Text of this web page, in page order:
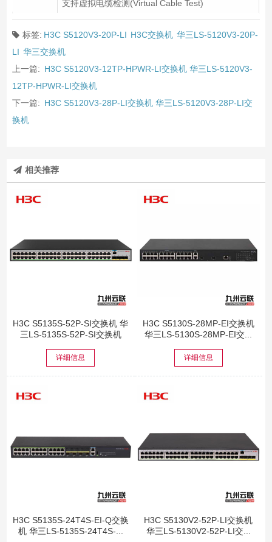
支持虚拟电缆检测(Virtual Cable Test)
标签: H3C S5120V3-20P-LI H3C交换机 华三LS-5120V3-20P-
LI 华三交换机
上一篇: H3C S5120V3-12TP-HPWR-LI交换机 华三LS-5120V3-
12TP-HPWR-LI交换机
下一篇: H3C S5120V3-28P-LI交换机 华三LS-5120V3-28P-LI交
换机
相关推荐
H3C S5135S-52P-SI交换机 华
三LS-5135S-52P-SI交换机
详细信息
H3C S5130S-28MP-EI交换机
华三LS-5130S-28MP-EI交...
详细信息
H3C S5135S-24T4S-EI-Q交换
机 华三LS-5135S-24T4S-...
H3C S5130V2-52P-LI交换机
华三LS-5130V2-52P-LI交...